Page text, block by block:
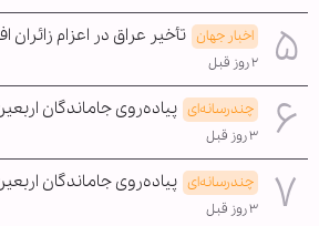
اخبار جهان تأخیر عراق در اعزام زائران
۲ روز قبل
چندرسانه‌ای پیاده‌روی جاماندگان
۳ روز قبل
چندرسانه‌ای پیاده‌روی جاماندگان
۳ روز قبل